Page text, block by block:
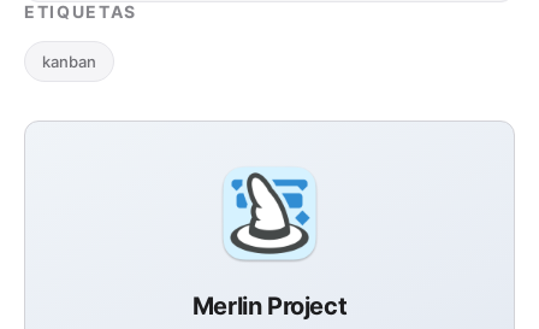
Merlin Project
ETIQUETAS
kanban